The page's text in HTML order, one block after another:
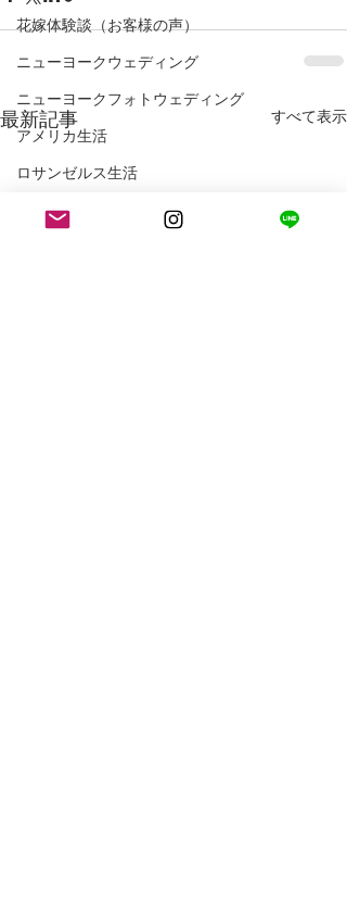
花嫁体験談（お客様の声）
ニューヨークウェディング
ニューヨークフォトウェディング
アメリカ生活
ロサンゼルス生活
最新記事 すべて表示